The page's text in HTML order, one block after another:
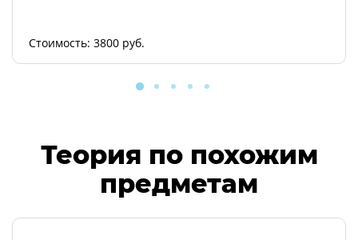
Стоимость: 3800 руб.
Теория по похожим
предметам